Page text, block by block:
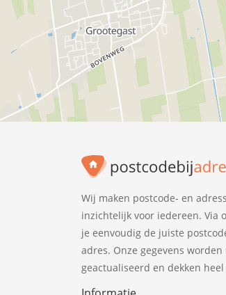
Wij maken postcode- en
inzichtelijk voor iedereen. Via
je eenvoudig de juiste
adres. Onze gegevens
geactualiseerd en dekken